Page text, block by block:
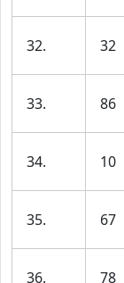
32. 32
33. 86
34. 10
35. 67
36. 78